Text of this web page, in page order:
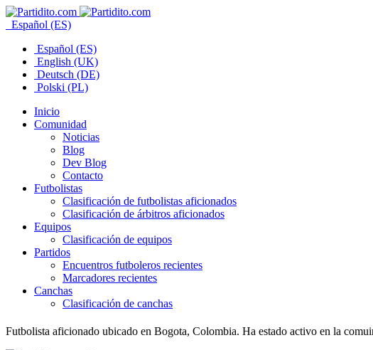
Español (ES)
Español (ES)
English (UK)
Deutsch (DE)
Polski (PL)
Inicio
Comunidad
Noticias
Blog
Dev Blog
Contacto
Futbolistas
Clasificación de futbolistas aficionados
Clasificación de árbitros aficionados
Equipos
Clasificación de equipos
Partidos
Encuentros futboleros recientes
Marcadores recientes
Canchas
Clasificación de canchas
Futbolista aficionado ubicado en Bogota, Colombia. Ha estado activo en la